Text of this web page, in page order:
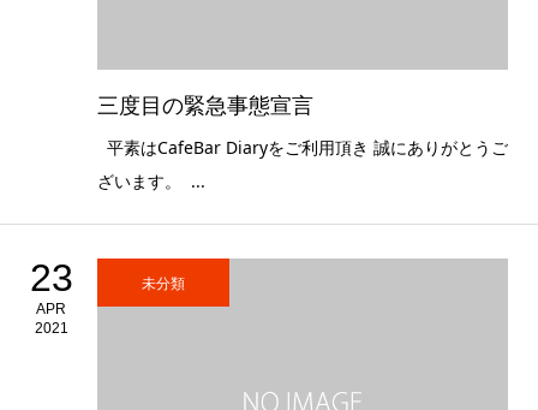
三度目の緊急事態宣言
平素はCafeBar Diaryをご利用頂き 誠にありがとうご
ざいます。 ...
23
APR
2021
未分類